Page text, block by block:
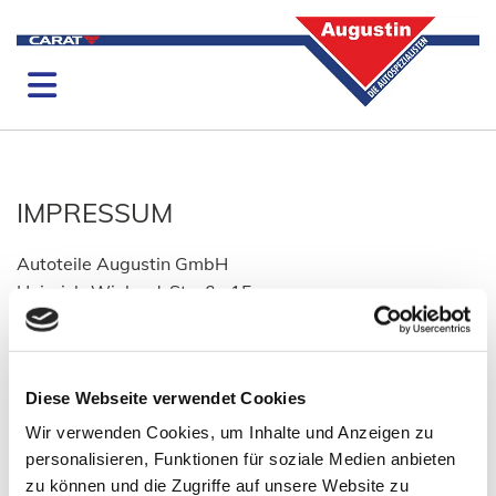
Diese Webseite verwendet Cookies
Wir verwenden Cookies, um Inhalte und Anzeigen zu
personalisieren, Funktionen für soziale Medien anbieten
zu können und die Zugriffe auf unsere Website zu
IMPRESSUM
Autoteile Augustin GmbH
Heinrich-Wieland-Straße 15
55218 Ingelheim am Rhein
E-Mail:kontakt@autoteile-augustin.com
Geschäftsführer: Thomas Sölter